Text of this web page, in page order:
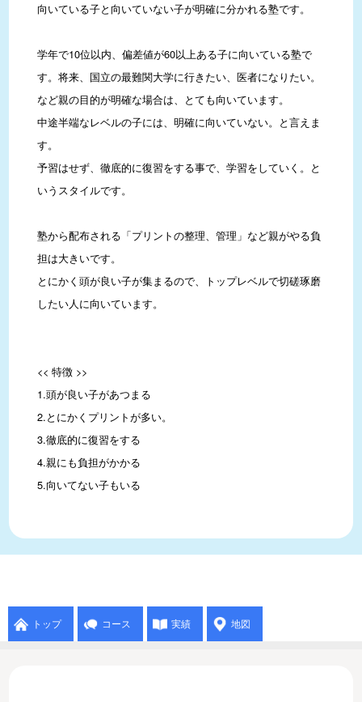
向いている子と向いていない子が明確に分かれる塾です。
学年で10位以内、偏差値が60以上ある子に向いている塾で
す。将来、国立の最難関大学に行きたい、医者になりたい。
など親の目的が明確な場合は、とても向いています。
中途半端なレベルの子には、明確に向いていない。と言えま
す。
予習はせず、徹底的に復習をする事で、学習をしていく。と
いうスタイルです。
塾から配布される「プリントの整理、管理」など親がやる負
担は大きいです。
とにかく頭が良い子が集まるので、トップレベルで切磋琢磨
したい人に向いています。
<< 特徴 >>
1.頭が良い子があつまる
2.とにかくプリントが多い。
3.徹底的に復習をする
4.親にも負担がかかる
5.向いてない子もいる
トップ コース 実績 地図